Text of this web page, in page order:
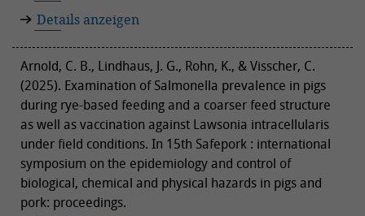
Details anzeigen
Arnold, C. B., Lindhaus, J. G., Rohn, K., & Visscher, C.
(2025). Examination of Salmonella prevalence in pigs
during rye-based feeding and a coarser feed structure
as well as vaccination against Lawsonia intracellularis
under field conditions. In 15th Safepork : international
symposium on the epidemiology and control of
biological, chemical and physical hazards in pigs and
pork: proceedings.